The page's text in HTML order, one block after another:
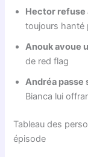
Hector refuse
toujours
Anouk avoue
de red flag
Andréa passe
Bianca lui
Tableau des
épisode